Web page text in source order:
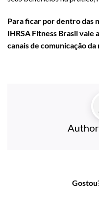
Para ficar por dentro das
IHRSA Fitness Brasil vale
canais de comunicação da